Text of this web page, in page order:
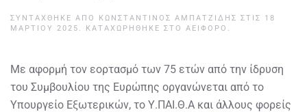
ΣΥΝΤΆΧΘΗΚΕ ΑΠΌ ΚΩΝΣΤΑΝΤΊΝΟΣ ΑΜΠΑΤΖΊΔΗΣ ΣΤΙΣ 18
ΜΑΡΤΊΟΥ 2025 . ΚΑΤΑΧΩΡΉΘΗΚΕ ΣΤΟ ΑΕΙΦΌΡΟ .
Με αφορμή τον εορτασμό των 75 ετών από την ίδρυση
του Συμβουλίου της Ευρώπης οργανώνεται από το
Υπουργείο Εξωτερικών, το Υ.ΠΑΙ.Θ.Α και άλλους φορείς